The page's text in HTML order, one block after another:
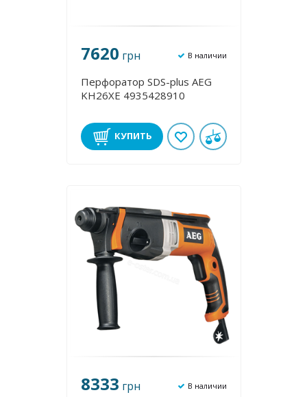
7620 грн В наличии
Перфоратор SDS-plus AEG
KH26XE 4935428910
КУПИТЬ
8333 грн В наличии